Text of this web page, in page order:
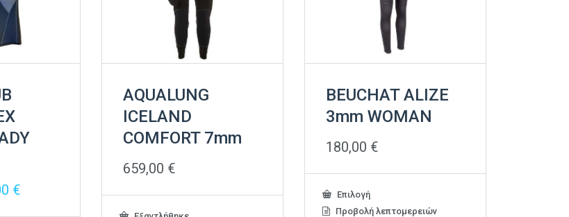
€
AQUALUNG
ICELAND
COMFORT 7mm
659,00 €
BEUCHAT ALIZE
3mm WOMAN
180,00 €
ΕπιλογήΑυτό
το
Προβολή λεπτομερειών